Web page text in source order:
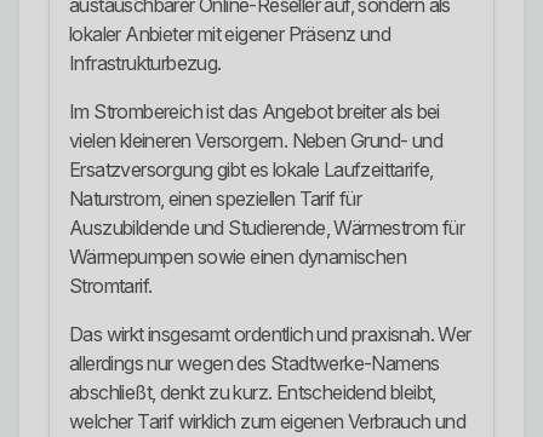
austauschbarer Online-Reseller auf, sondern als
lokaler Anbieter mit eigener Präsenz und
Infrastrukturbezug.
Im Strombereich ist das Angebot breiter als bei
vielen kleineren Versorgern. Neben Grund- und
Ersatzversorgung gibt es lokale Laufzeittarife,
Naturstrom, einen speziellen Tarif für
Auszubildende und Studierende, Wärmestrom für
Wärmepumpen sowie einen dynamischen
Stromtarif.
Das wirkt insgesamt ordentlich und praxisnah. Wer
allerdings nur wegen des Stadtwerke-Namens
abschließt, denkt zu kurz. Entscheidend bleibt,
welcher Tarif wirklich zum eigenen Verbrauch und